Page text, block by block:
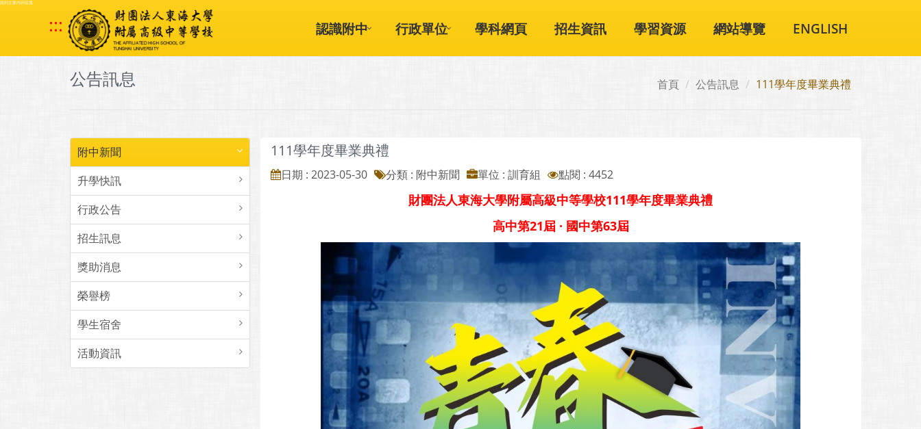
跳到主要內容區塊
::: 認識附中 行政單位 學科網頁 招生資訊 學習資源 網站導覽 ENGLISH
公告訊息 首頁 公告訊息 111學年度畢業典禮
附中新聞
升學快訊
行政公告
招生訊息
獎助消息
榮譽榜
學生宿舍
活動資訊
111學年度畢業典禮
日期 : 2023-05-30 分類 : 附中新聞 單位 : 訓育組 點閱 : 4452
財團法人東海大學附屬高級中等學校111學年度畢業典禮
高中第21屆 · 國中第63屆